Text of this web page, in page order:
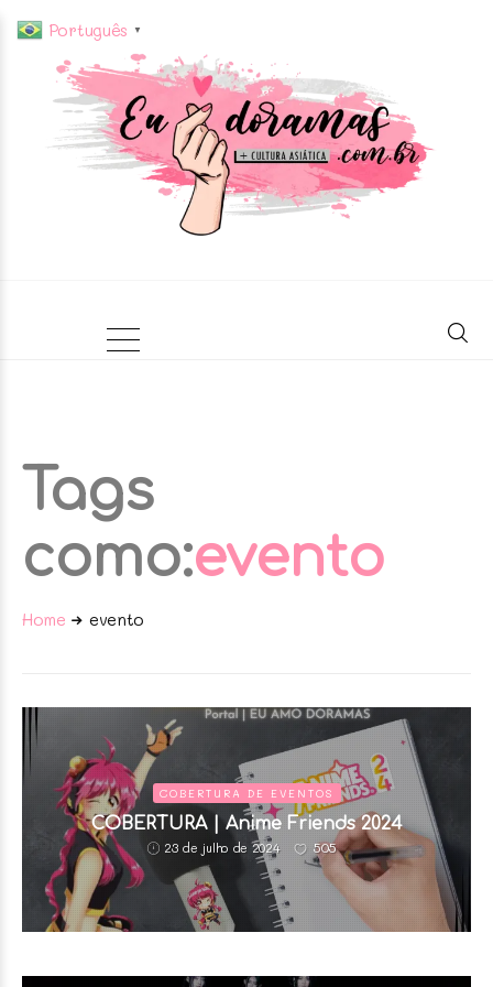
Tags
como:evento
Home evento
COBERTURA DE EVENTOS
COBERTURA | Anime Friends 2024
23 de julho de 2024 505
Português ▼